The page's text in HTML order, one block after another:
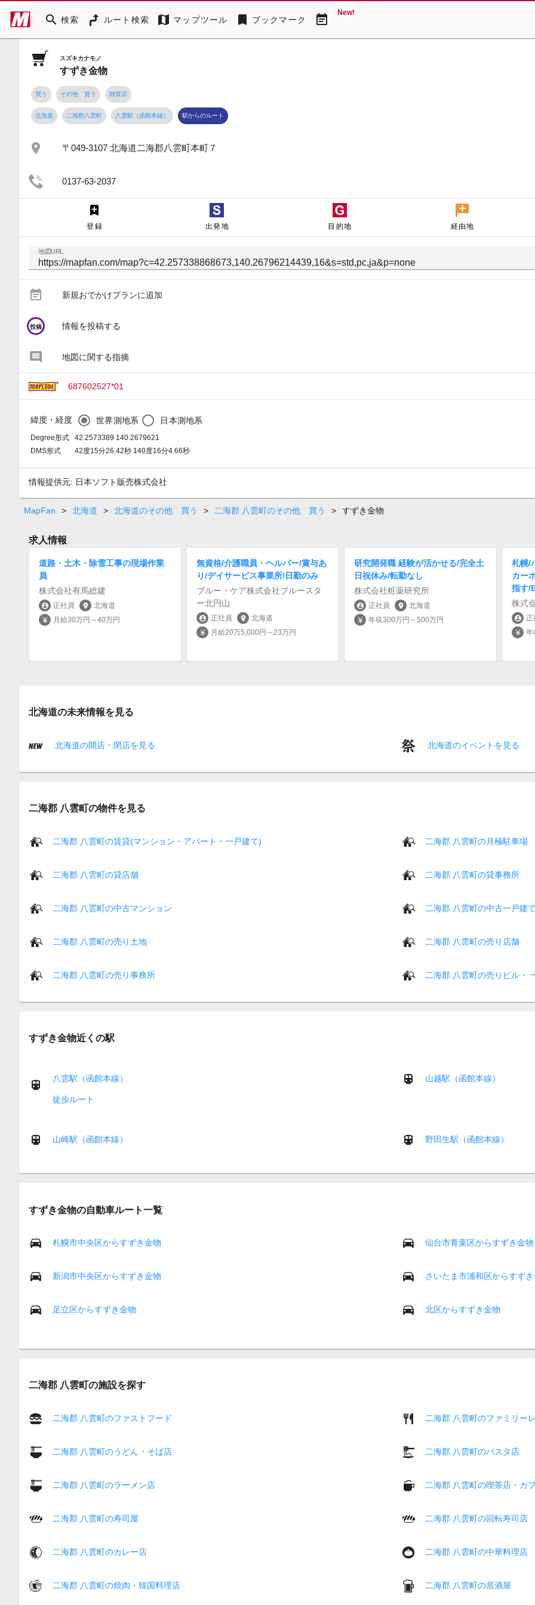
search 検索 ルート検索 map マップツール bookmark ブックマーク event_note New!
スズキカナモノ
すずき金物
買う その他 買う 雑貨店
北海道 二海郡八雲町 八雲駅（函館本線） 駅からのルート
place 〒049-3107 北海道二海郡八雲町本町７
0137-63-2037
登録 出発地 目的地 経由地
地図URL
event_note 新規おでかけプランに追加
circle
投稿 情報を投稿する
地図に関する指摘
687602527*01
緯度・経度 世界測地系 日本測地系
Degree形式
42.2573389 140.2679621
DMS形式
42度15分26.42秒 140度16分4.66秒
情報提供元: 日本ソフト販売株式会社
MapFan > 北海道 > 北海道のその他 買う > 二海郡 八雲町のその他 買う > すずき金物
求人情報
道路・土木・除雪工事の現場作業
員
株式会社有馬総建
account_circle 正社員 location_on 北海道
currency_yen 月給30万円～40万円
無資格/介護職員・ヘルパー/賞与あ
り/デイサービス事業所/日勤のみ
ブルー・ケア株式会社ブルースタ
ー北円山
account_circle 正社員 location_on 北海道
currency_yen 月給20万5,000円～23万円
研究開発職 経験が活かせる/完全土
日祝休み/転勤なし
株式会社粧薬研究所
account_circle 正社員 location_on 北海道
currency_yen 年収300万円～500万円
札幌/
カー
指す/
株式
account_circle 正
currency_yen 年
北海道の未来情報を見る
北海道の開店・閉店を見る 北海道のイベントを見る
二海郡 八雲町の物件を見る
二海郡 八雲町の賃貸(マンション・アパート・一戸建て) 二海郡 八雲町の月極駐車場
二海郡 八雲町の貸店舗 二海郡 八雲町の貸事務所
二海郡 八雲町の中古マンション 二海郡 八雲町の中古一戸建て
二海郡 八雲町の売り土地 二海郡 八雲町の売り店舗
二海郡 八雲町の売り事務所 二海郡 八雲町の売りビル・
すずき金物近くの駅
八雲駅（函館本線）
徒歩ルート
山越駅（函館本線）
山崎駅（函館本線） 野田生駅（函館本線）
すずき金物の自動車ルート一覧
札幌市中央区からすずき金物 仙台市青葉区からすずき金物
新潟市中央区からすずき金物 さいたま市浦和区からすず
足立区からすずき金物 北区からすずき金物
二海郡 八雲町の施設を探す
二海郡 八雲町のファストフード 二海郡 八雲町のファミリー
二海郡 八雲町のうどん・そば店 二海郡 八雲町のパスタ店
二海郡 八雲町のラーメン店 二海郡 八雲町の喫茶店・カ
二海郡 八雲町の寿司屋 二海郡 八雲町の回転寿司店
二海郡 八雲町のカレー店 二海郡 八雲町の中華料理店
二海郡 八雲町の焼肉・韓国料理店 二海郡 八雲町の居酒屋